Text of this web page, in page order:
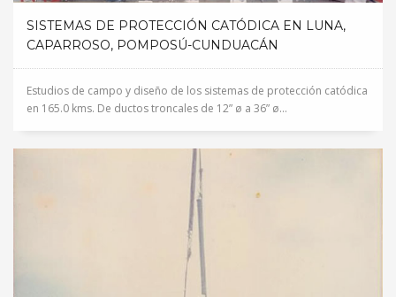
SISTEMAS DE PROTECCIÓN CATÓDICA EN LUNA,
CAPARROSO, POMPOSÚ-CUNDUACÁN
Estudios de campo y diseño de los sistemas de protección catódica
en 165.0 kms. De ductos troncales de 12” ø a 36” ø...